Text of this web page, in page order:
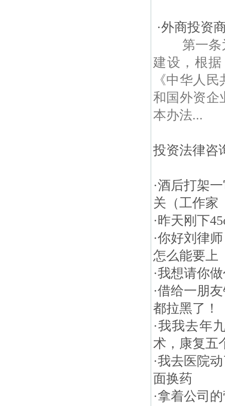
·外商投资
第一条为
建设，根
《中华人
和国外资企
本办法...
投资法律咨
·酒后打架
关（工作家
·昨天刚下
·你好刘律
怎么能要上
·我想请你
·借给一朋
都拉黑了！
·我我去年
术，康复五
·我去医院
面换药
·拿着公司